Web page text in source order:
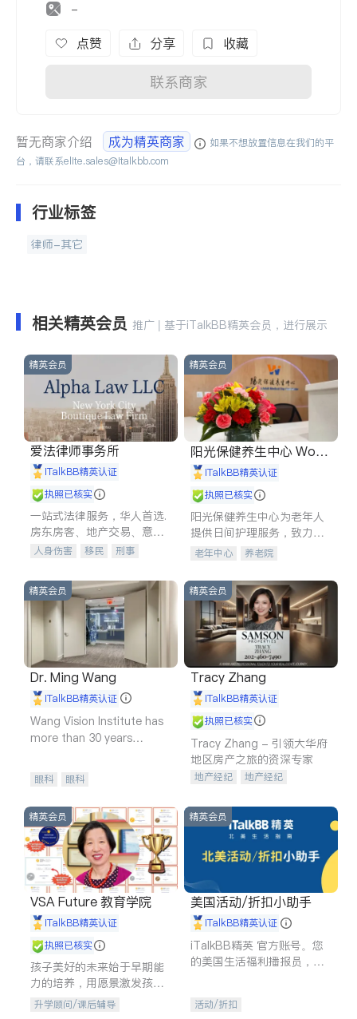
-
点赞 分享 收藏
联系商家
暂无商家介绍 成为精英商家
如果不想放置信息在我们的平
台，请联系elite.sales@italkbb.com
行业标签
律师-其它
相关精英会员 推广 | 基于iTalkBB精英会员，进行展示
精英会员
爱法律师事务所
iTalkBB精英认证
执照已核实
一站式法律服务，华人首选.
房东房客、地产交易、意外
伤害、车祸重伤、商业诉
建筑合同、刑事案件全包办
人身伤害 移民
刑事
信托/遗嘱
商业
商标注册
索赔
律师-其它
精英会员
阳光保健养生中心 World
shine
iTalkBB精英认证
执照已核实
阳光保健养生中心为老年人
提供日间护理服务，致力于
通过持续的护理创新来有效
老年中心 养老院
精英会员
Dr. Ming Wang
iTalkBB精英认证
Wang Vision Institute has
more than 30 years
眼科 眼科
精英会员
Tracy Zhang
iTalkBB精英认证
执照已核实
Tracy Zhang - 引领大华府
地区房产之旅的资深专家
地产经纪
地产经纪
商铺租售
精英会员
VSA Future 教育学院
iTalkBB精英认证
执照已核实
孩子美好的未来始于早期能
力的培养，用愿景激发孩子
的学习潜力和动力。理念：
升学顾问/课后辅导
精英会员
美国活动/折扣小助手
iTalkBB精英认证
iTalkBB精英 官方账号。您
的美国生活福利播报员，精
专属福利。
活动/折扣